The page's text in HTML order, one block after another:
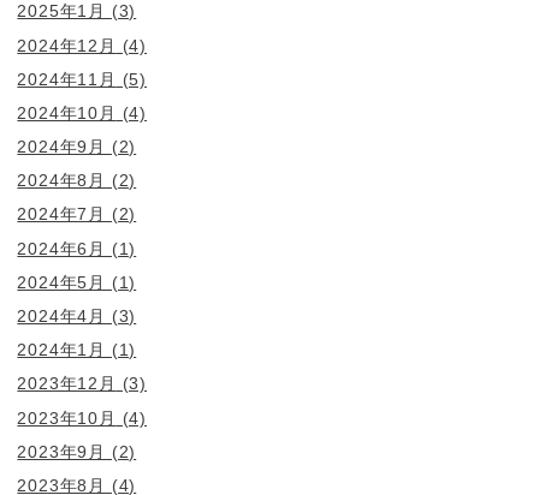
2025年1月
(3)
2024年12月
(4)
2024年11月
(5)
2024年10月
(4)
2024年9月
(2)
2024年8月
(2)
2024年7月
(2)
2024年6月
(1)
2024年5月
(1)
2024年4月
(3)
2024年1月
(1)
2023年12月
(3)
2023年10月
(4)
2023年9月
(2)
2023年8月
(4)